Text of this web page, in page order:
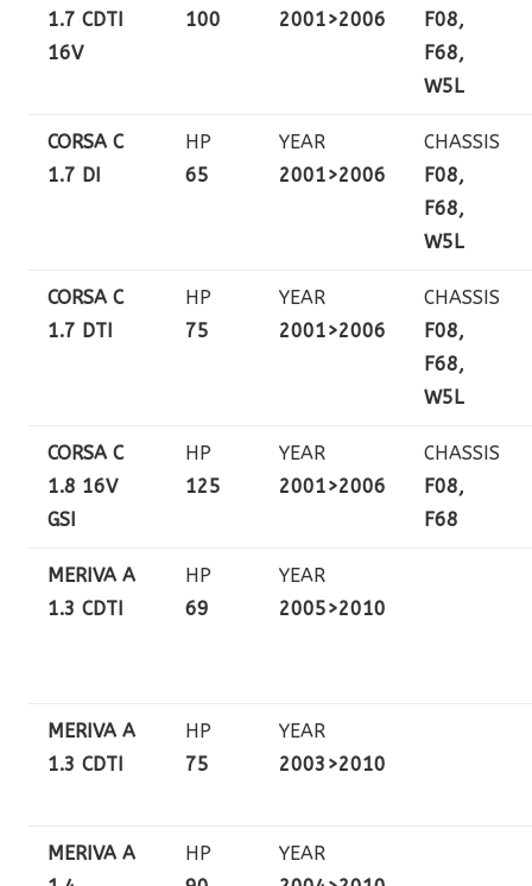
1.7 CDTI
16V
100
2001>2006
F08,
F68,
W5L
CORSA C
1.7 DI
HP
65
YEAR
2001>2006
CHASSIS
F08,
F68,
W5L
CORSA C
1.7 DTI
HP
75
YEAR
2001>2006
CHASSIS
F08,
F68,
W5L
CORSA C
1.8 16V
GSI
HP
125
YEAR
2001>2006
CHASSIS
F08,
F68
MERIVA A
1.3 CDTI
HP
69
YEAR
2005>2010
MERIVA A
1.3 CDTI
HP
75
YEAR
2003>2010
MERIVA A
HP
YEAR